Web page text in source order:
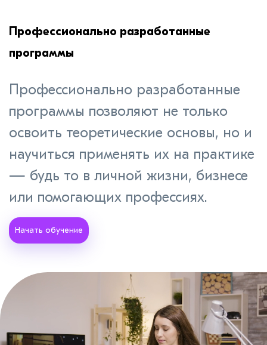
Профессионально разработанные
программы
Профессионально разработанные
программы позволяют не только
освоить теоретические основы, но и
научиться применять их на практике
— будь то в личной жизни, бизнесе
или помогающих профессиях.
Начать обучение